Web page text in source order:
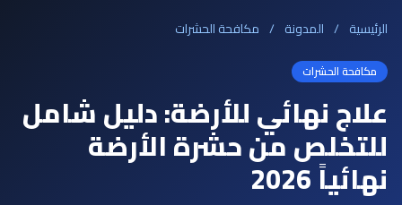
الرئيسية / المدونة / مكافحة الحشرات
مكافحة الحشرات
علاج نهائي للأرضة: دليل شامل
للتخلص من حشرة الأرضة
نهائياً 2026